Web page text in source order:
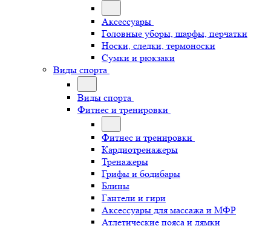
Аксессуары
Головные уборы, шарфы, перчатки
Носки, следки, термоноски
Сумки и рюкзаки
Виды спорта
Виды спорта
Фитнес и тренировки
Фитнес и тренировки
Кардиотренажеры
Тренажеры
Грифы и бодибары
Блины
Гантели и гири
Аксессуары для массажа и МФР
Атлетические пояса и лямки